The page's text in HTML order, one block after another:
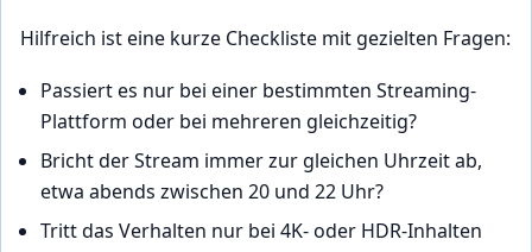
Hilfreich ist eine kurze Checkliste mit gezielten Fragen:
Passiert es nur bei einer bestimmten Streaming-
Plattform oder bei mehreren gleichzeitig?
Bricht der Stream immer zur gleichen Uhrzeit ab,
etwa abends zwischen 20 und 22 Uhr?
Tritt das Verhalten nur bei 4K- oder HDR-Inhalten